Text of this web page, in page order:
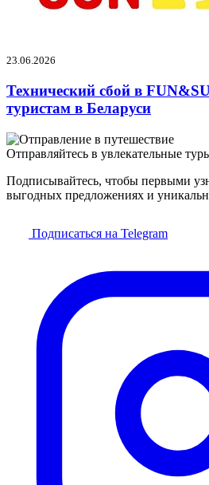
23.06.2026
Технический сбой в
туристам в Беларуси
Отправляйтесь в увлекательные
Подписывайтесь, чтобы первыми
выгодных предложениях и
Подписаться на Telegram